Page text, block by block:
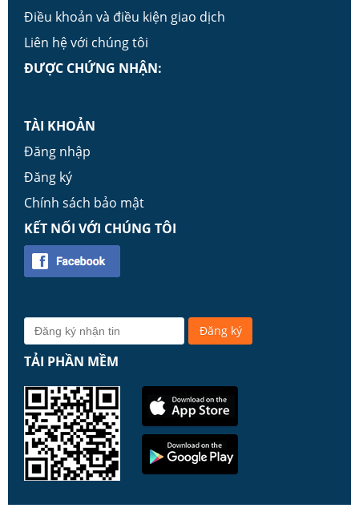
Điều khoản và điều kiện giao dịch
Liên hệ với chúng tôi
ĐƯỢC CHỨNG NHẬN:
TÀI KHOẢN
Đăng nhập
Đăng ký
Chính sách bảo mật
KẾT NỐI VỚI CHÚNG TÔI
TẢI PHẦN MỀM